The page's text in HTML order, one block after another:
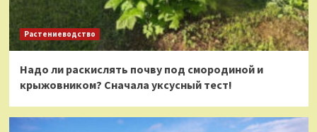
Растениеводство
Надо ли раскислять почву под смородиной и
крыжовником? Сначала уксусный тест!